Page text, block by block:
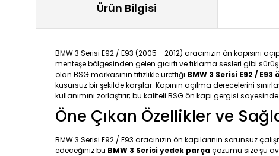
Ürün Bilgisi
BMW 3 Serisi E92 / E93 (2005 - 2012) aracınızın ön
menteşe bölgesinden gelen gıcırtı ve tıklama sesleri gibi
olan BSG markasının titizlikle ürettiği BMW 3 Serisi E92 /
kusursuz bir şekilde karşılar. Kapının açılma derecelerini
kullanımını zorlaştırır; bu kaliteli BSG ön kapı gergisi
Öne Çıkan Özellikler ve
BMW 3 Serisi E92 / E93 aracınızın ön kapılarının sorunsuz
edeceğiniz bu BMW 3 Serisi yedek parçaçözümü size şu